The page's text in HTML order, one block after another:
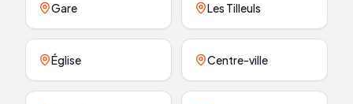
Gare Les Tilleuls
Église Centre-ville